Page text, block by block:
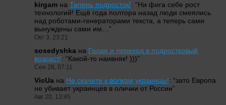
kirgam на Теперь подросток!: “Ни фига себе рост
технологий! Ещё года полтора назад люди смеялись
над роботами-генераторами текста, а теперь сами
вынуждены сами им…”
Окт 3, 23:21
sosedyshka на Голая и переход в подростковый
возраст!: “Какой-то наивняк! )))”
Сен 28, 07:11
VicUa на Не скачите к волкам,украинцы!: “зато Европа
не убивает украинцев в оличии от России”
Авг 20, 13:45